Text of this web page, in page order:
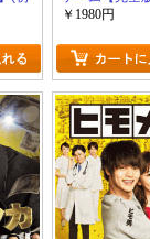
回生産限定版)
￥1980円